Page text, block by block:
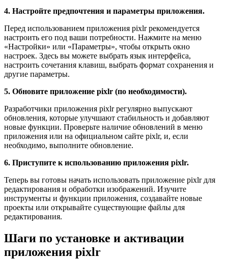
4. Настройте предпочтения и параметры приложения.
Перед использованием приложения pixlr рекомендуется
настроить его под ваши потребности. Нажмите на меню
«Настройки» или «Параметры», чтобы открыть окно
настроек. Здесь вы можете выбрать язык интерфейса,
настроить сочетания клавиш, выбрать формат сохранения и
другие параметры.
5. Обновите приложение pixlr (по необходимости).
Разработчики приложения pixlr регулярно выпускают
обновления, которые улучшают стабильность и добавляют
новые функции. Проверьте наличие обновлений в меню
приложения или на официальном сайте pixlr, и, если
необходимо, выполните обновление.
6. Приступите к использованию приложения pixlr.
Теперь вы готовы начать использовать приложение pixlr для
редактирования и обработки изображений. Изучите
инструменты и функции приложения, создавайте новые
проекты или открывайте существующие файлы для
редактирования.
Шаги по установке и активации
приложения pixlr